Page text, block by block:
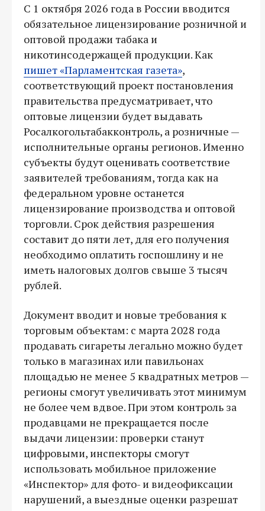
С 1 октября 2026 года в России вводится
обязательное лицензирование розничной и
оптовой продажи табака и
никотинсодержащей продукции. Как
пишет «Парламентская газета»,
соответствующий проект постановления
правительства предусматривает, что
оптовые лицензии будет выдавать
Росалкогольтабакконтроль, а розничные —
исполнительные органы регионов. Именно
субъекты будут оценивать соответствие
заявителей требованиям, тогда как на
федеральном уровне останется
лицензирование производства и оптовой
торговли. Срок действия разрешения
составит до пяти лет, для его получения
необходимо оплатить госпошлину и не
иметь налоговых долгов свыше 3 тысяч
рублей.
Документ вводит и новые требования к
торговым объектам: с марта 2028 года
продавать сигареты легально можно будет
только в магазинах или павильонах
площадью не менее 5 квадратных метров —
регионы смогут увеличивать этот минимум
не более чем вдвое. При этом контроль за
продавцами не прекращается после
выдачи лицензии: проверки станут
цифровыми, инспекторы смогут
использовать мобильное приложение
«Инспектор» для фото- и видеофиксации
нарушений, а выездные оценки разрешат